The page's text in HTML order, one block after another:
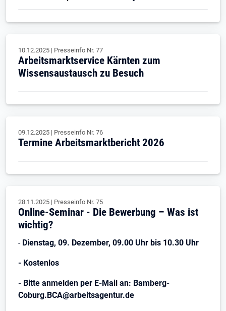
10.12.2025 | Presseinfo Nr. 77
Arbeitsmarktservice Kärnten zum
Wissensaustausch zu Besuch
09.12.2025 | Presseinfo Nr. 76
Termine Arbeitsmarktbericht 2026
28.11.2025 | Presseinfo Nr. 75
Online-Seminar - Die Bewerbung – Was ist
wichtig?
-Dienstag, 09. Dezember, 09.00 Uhr bis 10.30 Uhr
- Kostenlos
- Bitte anmelden per E-Mail an: Bamberg-
Coburg.BCA@arbeitsagentur.de